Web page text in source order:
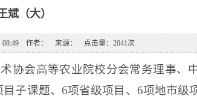
斌（大）
08:49 作者： 来源： 点击量： 2041次
协会高等农业院校分会常务理事、
子课题、 6项省级项目、 6项地市级